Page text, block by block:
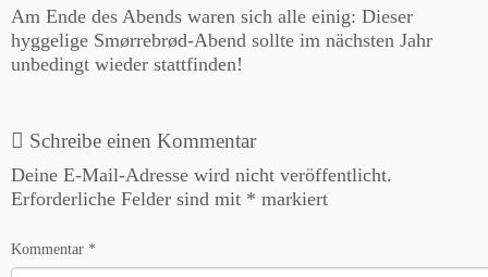
Am Ende des Abends waren sich alle einig: Dieser
hyggelige Smørrebrød-Abend sollte im nächsten Jahr
unbedingt wieder stattfinden!
Schreibe einen Kommentar
Deine E-Mail-Adresse wird nicht veröffentlicht.
Erforderliche Felder sind mit * markiert
Kommentar *